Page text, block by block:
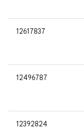
12617837
12496787
12392824